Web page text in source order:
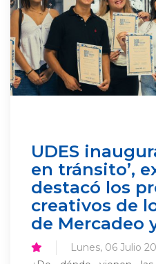
UDES
en tránsito’,
destacó los
creativos de
de Mercadeo
Lunes, 06 Julio